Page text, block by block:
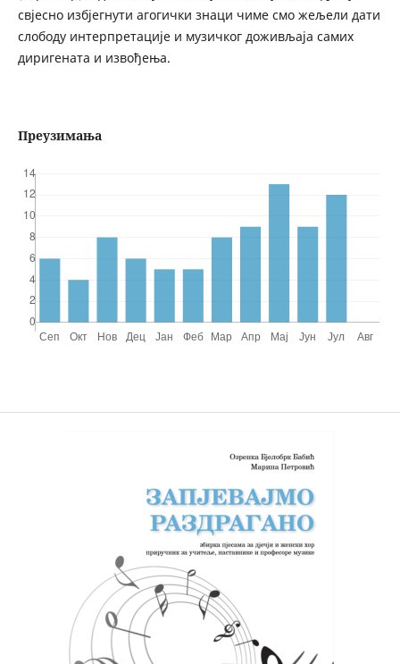
свјесно избјегнути агогички знаци чиме смо жељели дати
слободу интерпретације и музичког доживљаја самих
диригената и извођења.
Преузимања